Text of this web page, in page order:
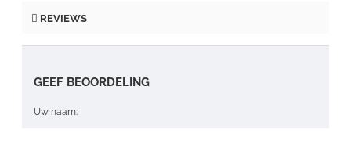
REVIEWS
GEEF BEOORDELING
Uw naam: